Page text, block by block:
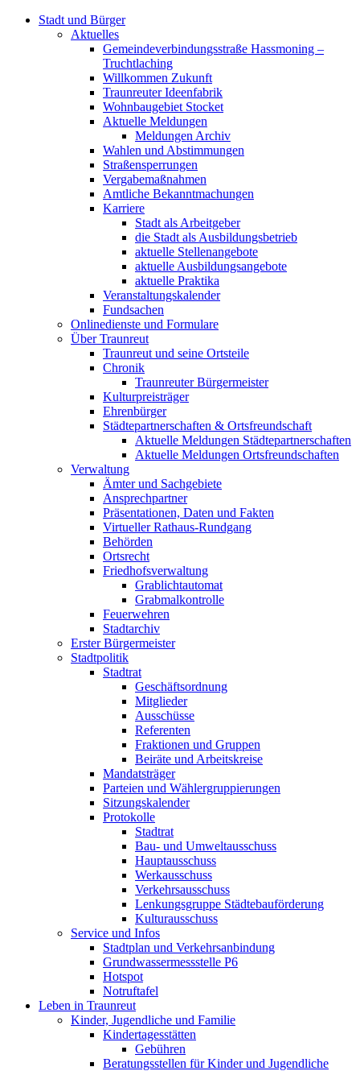
Stadt und Bürger
Aktuelles
Gemeindeverbindungsstraße Hassmoning –
Truchtlaching
Willkommen Zukunft
Traunreuter Ideenfabrik
Wohnbaugebiet Stocket
Aktuelle Meldungen
Meldungen Archiv
Wahlen und Abstimmungen
Straßensperrungen
Vergabemaßnahmen
Amtliche Bekanntmachungen
Karriere
Stadt als Arbeitgeber
die Stadt als Ausbildungsbetrieb
aktuelle Stellenangebote
aktuelle Ausbildungsangebote
aktuelle Praktika
Veranstaltungskalender
Fundsachen
Onlinedienste und Formulare
Über Traunreut
Traunreut und seine Ortsteile
Chronik
Traunreuter Bürgermeister
Kulturpreisträger
Ehrenbürger
Städtepartnerschaften & Ortsfreundschaft
Aktuelle Meldungen Städtepartnerschaften
Aktuelle Meldungen Ortsfreundschaften
Verwaltung
Ämter und Sachgebiete
Ansprechpartner
Präsentationen, Daten und Fakten
Virtueller Rathaus-Rundgang
Behörden
Ortsrecht
Friedhofsverwaltung
Grablichtautomat
Grabmalkontrolle
Feuerwehren
Stadtarchiv
Erster Bürgermeister
Stadtpolitik
Stadtrat
Geschäftsordnung
Mitglieder
Ausschüsse
Referenten
Fraktionen und Gruppen
Beiräte und Arbeitskreise
Mandatsträger
Parteien und Wählergruppierungen
Sitzungskalender
Protokolle
Stadtrat
Bau- und Umweltausschuss
Hauptausschuss
Werkausschuss
Verkehrsausschuss
Lenkungsgruppe Städtebauförderung
Kulturausschuss
Service und Infos
Stadtplan und Verkehrsanbindung
Grundwassermessstelle P6
Hotspot
Notruftafel
Leben in Traunreut
Kinder, Jugendliche und Familie
Kindertagesstätten
Gebühren
Beratungsstellen für Kinder und Jugendliche